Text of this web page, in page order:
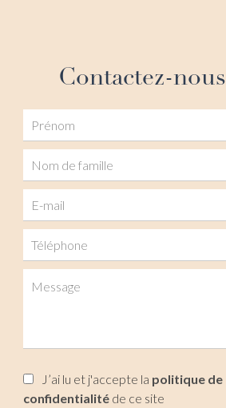
Contactez-nous
J’ai lu et j'accepte la politique de
confidentialité de ce site